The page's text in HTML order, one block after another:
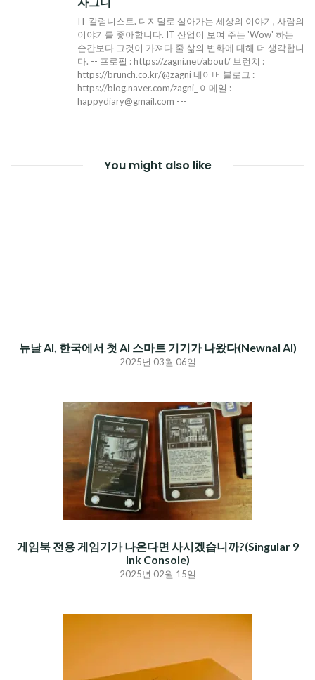
IT 칼럼니스트. 디지털로 살아가는 세상의 이야기, 사람의
이야기를 좋아합니다. IT 산업이 보여 주는 'Wow' 하는
순간보다 그것이 가져다 줄 삶의 변화에 대해 더 생각합니
다. -- 프로필 : https://zagni.net/about/ 브런치 :
https://brunch.co.kr/@zagni 네이버 블로그 :
https://blog.naver.com/zagni_ 이메일 :
happydiary@gmail.com ---
You might also like
뉴날 AI, 한국에서 첫 AI 스마트 기기가 나왔다(Newnal AI)
2025년 03월 06일
게임북 전용 게임기가 나온다면 사시겠습니까?(Singular 9
Ink Console)
2025년 02월 15일